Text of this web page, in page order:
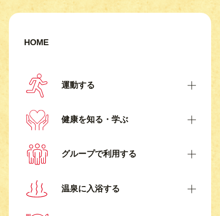
HOME
運動する
健康を知る・学ぶ
グループで利用する
温泉に入浴する